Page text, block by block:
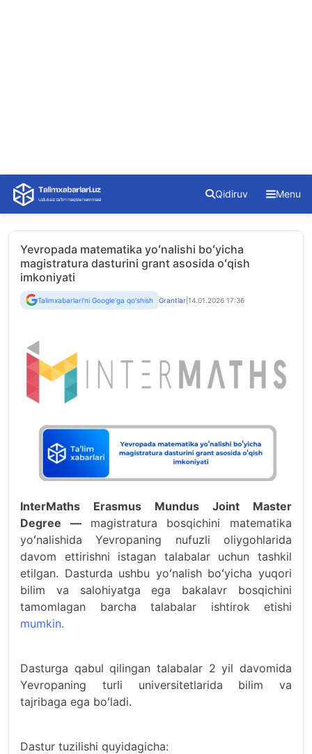
Skip
content
Qidiruv Menu
Yevropada matematika yoʻnalishi boʻyicha
magistratura dasturini grant asosida oʻqish
imkoniyati
Talimxabarlari'ni Google'ga qo'shish Grantlar 14.01.2026 17:36
InterMaths Erasmus Mundus Joint Master
Degree — magistratura bosqichini matematika
yoʻnalishida Yevropaning nufuzli oliygohlarida
davom ettirishni istagan talabalar uchun tashkil
etilgan. Dasturda ushbu yoʻnalish boʻyicha yuqori
bilim va salohiyatga ega bakalavr bosqichini
tamomlagan barcha talabalar ishtirok etishi
mumkin.
Dasturga qabul qilingan talabalar 2 yil davomida
Yevropaning turli universitetlarida bilim va
tajribaga ega boʻladi.
Dastur tuzilishi quyidagicha: